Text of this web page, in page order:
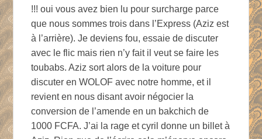
!!! oui vous avez bien lu pour surcharge parce
que nous sommes trois dans l’Express (Aziz est
à l’arrière). Je deviens fou, essaie de discuter
avec le flic mais rien n’y fait il veut se faire les
toubabs. Aziz sort alors de la voiture pour
discuter en WOLOF avec notre homme, et il
revient en nous disant avoir négocier la
conversion de l’amende en un bakchich de
1000 FCFA. J’ai la rage et cyril donne un billet à